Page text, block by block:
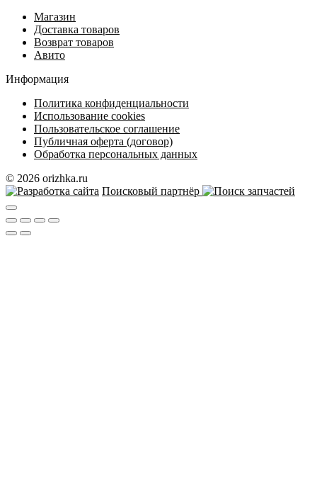
Магазин
Доставка товаров
Возврат товаров
Авито
Информация
Политика конфиденциальности
Использование cookies
Пользовательское соглашение
Публичная оферта (договор)
Обработка персональных данных
© 2026 orizhka.ru
Поисковый партнёр